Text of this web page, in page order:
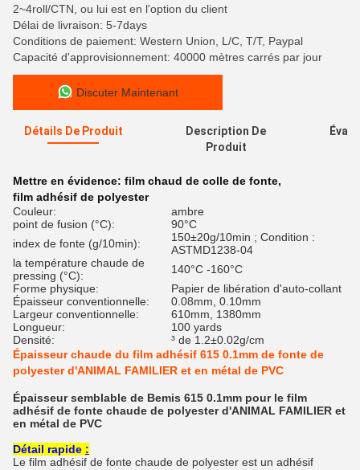
2~4roll/CTN, ou lui est en l'option du client
Délai de livraison: 5-7days
Conditions de paiement: Western Union, L/C, T/T, Paypal
Capacité d'approvisionnement: 40000 mètres carrés par jour
Discuter Maintenant
Détails De Produit
Description De
Produit
Mettre en évidence: film chaud de colle de fonte,
film adhésif de polyester
Couleur:
ambre
point de fusion (°C):
90°C
index de fonte (g/10min):
150±20g/10min ; Condition :
ASTMD1238-04
la température chaude de
pressing (°C):
140°C -160°C
Forme physique:
Papier de libération d'auto-collant
Épaisseur conventionnelle:
0.08mm, 0.10mm
Largeur conventionnelle:
610mm, 1380mm
Longueur:
100 yards
Densité:
³ de 1.2±0.02g/cm
Épaisseur chaude du film adhésif 615 0.1mm de fonte de
polyester d'ANIMAL FAMILIER et en métal de PVC
Épaisseur semblable de Bemis 615 0.1mm pour le film
adhésif de fonte chaude de polyester d'ANIMAL FAMILIER et
en métal de PVC
Détail rapide :
Le film adhésif de fonte chaude de polyester est un adhésif